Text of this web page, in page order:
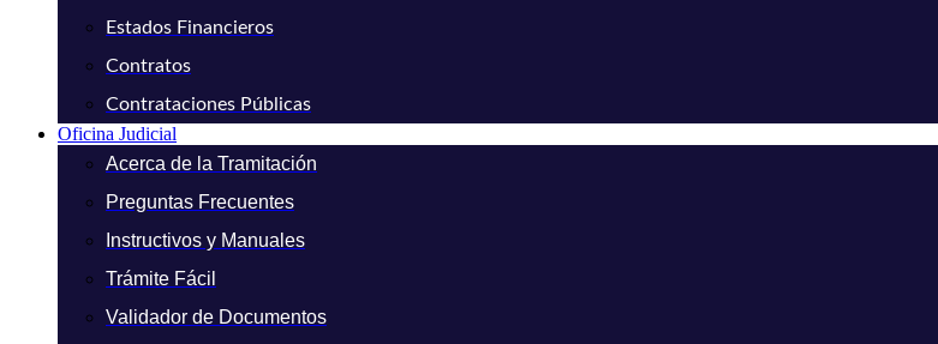
Estados Financieros
Contratos
Contrataciones Públicas
Oficina Judicial
Acerca de la Tramitación
Preguntas Frecuentes
Instructivos y Manuales
Trámite Fácil
Validador de Documentos